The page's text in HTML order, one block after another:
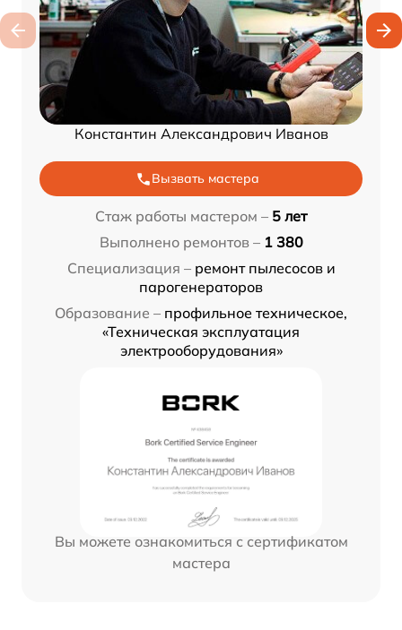
Константин Александрович Иванов
Вызвать мастера
Стаж работы мастером – 5 лет
Выполнено ремонтов – 1 380
Специализация – ремонт пылесосов и
парогенераторов
Образование – профильное техническое,
«Техническая эксплуатация
электрооборудования»
Вы можете ознакомиться с сертификатом
мастера